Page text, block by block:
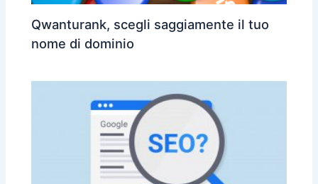
Qwanturank, scegli saggiamente il tuo
nome di dominio